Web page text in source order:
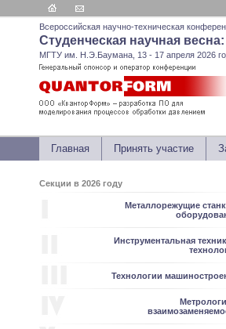
Всероссийская научно-техническая
Студенческая научная
МГТУ им. Н.Э.Баумана, 13 - 17 апреля 2026
Главная Принять участие
Секции в 2026 году
Металлорежущие
Инструментальная
Технологии